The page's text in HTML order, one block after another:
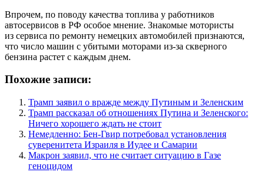
Впрочем, по поводу качества топлива у работников
автосервисов в РФ особое мнение. Знакомые мотористы
из сервиса по ремонту немецких автомобилей признаются,
что число машин с убитыми моторами из-за скверного
бензина растет с каждым днем.
Похожие записи:
Трамп заявил о вражде между Путиным и Зеленским
Трамп рассказал об отношениях Путина и Зеленского:
Ничего хорошего ждать не стоит
Немедленно: Бен-Гвир потребовал установления
суверенитета Израиля в Иудее и Самарии
Макрон заявил, что не считает ситуацию в Газе
геноцидом